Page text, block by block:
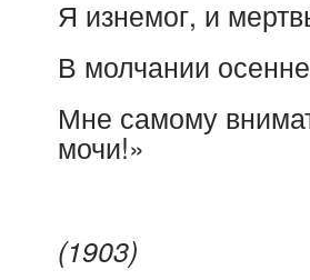
Я изнемог, и
В молчании
Мне самому
мочи!»
(1903)